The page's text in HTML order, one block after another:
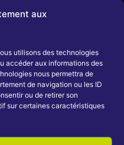
aux
utilisons des technologies
accéder aux informations des
nous permettra de
de navigation ou les ID
ou de retirer son
sur certaines caractéristiques
Championnats
Pratique féminine
Play' BaD
Actions